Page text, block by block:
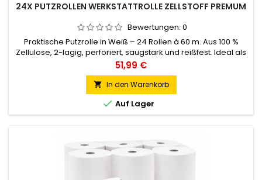
24X PUTZROLLEN WERKSTATTROLLE ZELLSTOFF PREMUM
Bewertungen: 0
Praktische Putzrolle in Weiß – 24 Rollen à 60 m. Aus 100 %
Zellulose, 2-lagig, perforiert, saugstark und reißfest. Ideal als
Putzpapier für Werkstatt, Industrie und Handwerk. Perfekt zum
Aufwischen von Flüssigkeiten, Reinigen von Werkzeugen,
Maschinen und Oberflächen. Extra lange Lauflänge,
hygienisch und vielseitig einsetzbar.
Preis
51,99 €
 In den Warenkorb
 Auf Lager